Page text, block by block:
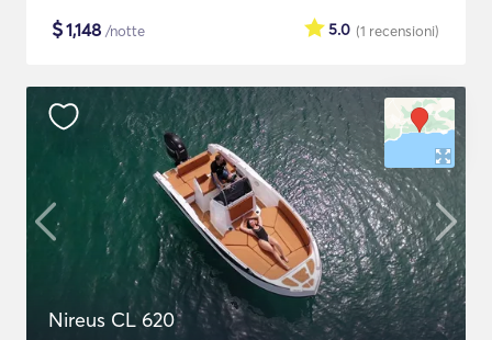
$1,148 /notte (1 recensioni)
5.0
Nireus CL 620